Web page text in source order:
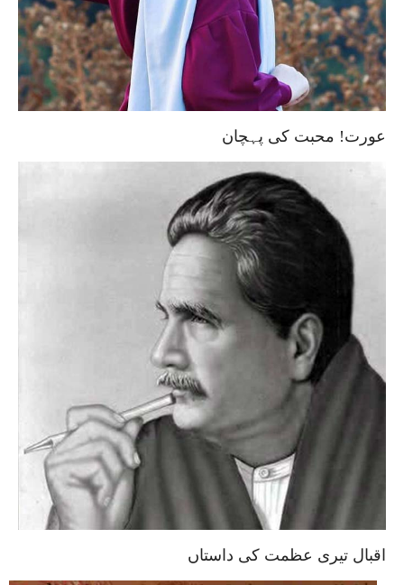
عورت! محبت کی پہچان
اقبال تیری عظمت کی داستاں